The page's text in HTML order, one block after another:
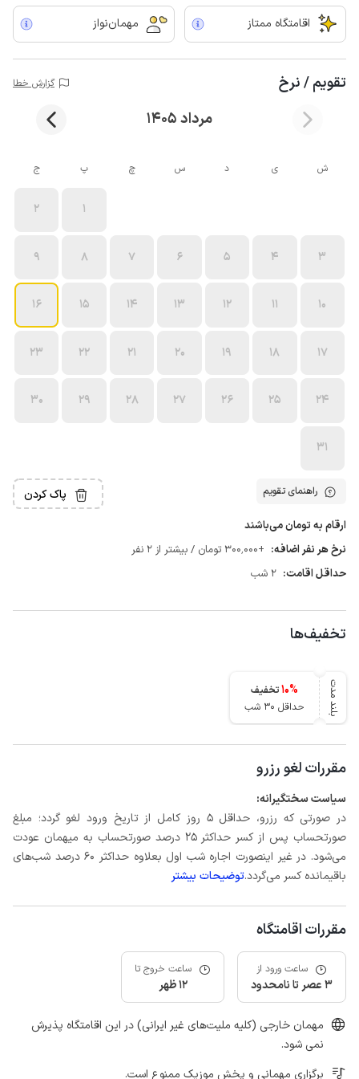
اقامتگاه ممتاز مهمان‌نواز
تقویم / نرخ گزارش خطا
مرداد 1405
ش ی د س چ پ ج
1
2
3
4
5
6
7
8
9
10
11
12
13
14
15
16
17
18
19
20
21
22
23
24
25
26
27
28
29
30
31
راهنمای تقویم پاک کردن
ارقام به تومان می‌باشند
نرخ هر نفر اضافه: +300٬000 تومان / بیشتر از 2 نفر
حداقل اقامت: 2 شب
تخفیف‌ها
بلند مدت 10%
تخفیف
حداقل 30 شب
مقررات لغو رزرو
سیاست سختگیرانه:
در صورتی که رزرو، حداقل 5 روز کامل از تاریخ ورود لغو گردد؛ مبلغ
صورتحساب پس از کسر حداکثر 25 درصد صورتحساب به میهمان عودت
می‌شود. در غیر اینصورت اجاره شب اول بعلاوه حداکثر 60 درصد شب‌های
باقیمانده کسر می‌گردد.توضیحات بیشتر
مقررات اقامتگاه
ساعت ورود از
3 عصر تا نامحدود
ساعت خروج تا
12 ظهر
مهمان خارجی (کلیه ملیت‌های غیر ایرانی) در این اقامتگاه پذیرش
نمی شود.
برگزاری مهمانی و پخش موزیک ممنوع است.